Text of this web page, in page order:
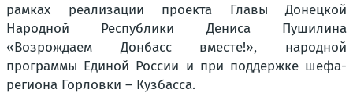
рамках реализации проекта Главы Донецкой
Народной Республики Дениса Пушилина
«Возрождаем Донбасс вместе!», народной
программы Единой России и при поддержке шефа-
региона Горловки – Кузбасса.